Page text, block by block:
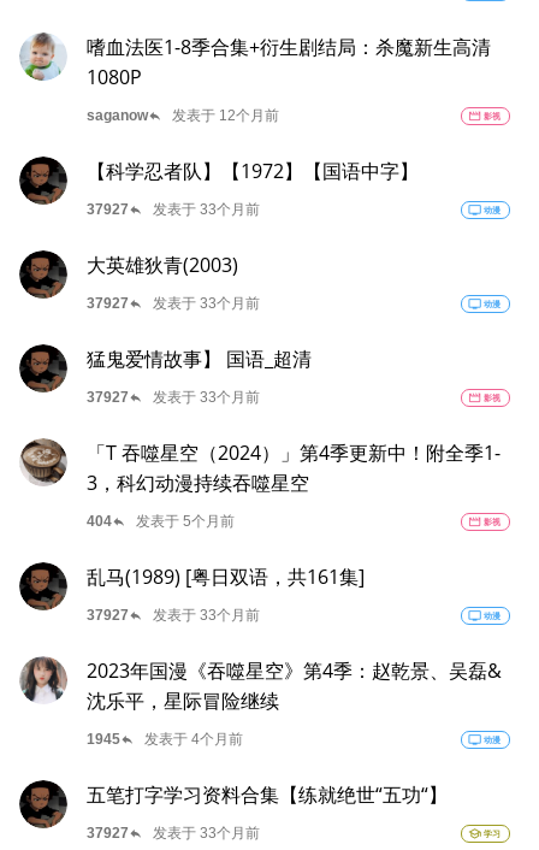
嗜血法医1-8季合集+衍生剧结局：杀魔新生高清
1080P
saganowreply 发表于 12个月前 movie 影视
【科学忍者队】【1972】【国语中字】
37927reply 发表于 33个月前 tv 动漫
大英雄狄青(2003)
37927reply 发表于 33个月前 tv 动漫
猛鬼爱情故事】 国语_超清
37927reply 发表于 33个月前 movie 影视
「T 吞噬星空（2024）」第4季更新中！附全季1-
3，科幻动漫持续吞噬星空
404reply 发表于 5个月前 movie 影视
乱马(1989) [粤日双语，共161集]
37927reply 发表于 33个月前 tv 动漫
2023年国漫《吞噬星空》第4季：赵乾景、吴磊&
沈乐平，星际冒险继续
1945reply 发表于 4个月前 tv 动漫
五笔打字学习资料合集【练就绝世“五功“】
37927reply 发表于 33个月前 school 学习